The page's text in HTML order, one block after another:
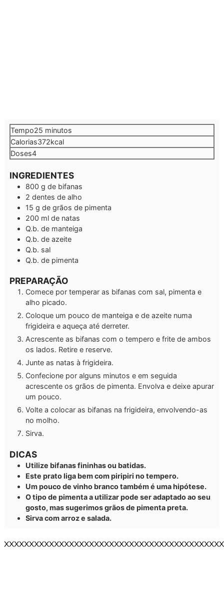
Tempo25 minutos
minutos
Calorias372kcal
Doses4
INGREDIENTES
800 g de bifanas
2 dentes de alho
15 g de grãos de pimenta
200 ml de natas
Q.b. de manteiga
Q.b. de azeite
Q.b. sal
Q.b. de pimenta
PREPARAÇÃO
Comece por temperar as bifanas com sal, pimenta e
alho picado.
Coloque um pouco de manteiga e de azeite numa
frigideira e aqueça até derreter.
Acrescente as bifanas com o tempero e frite de ambos
os lados. Retire e reserve.
Junte as natas à frigideira.
Confecione por alguns minutos e em seguida
acrescente os grãos de pimenta. Envolva e deixe apurar
um pouco.
Volte a colocar as bifanas na frigideira, envolvendo-as
no molho.
Sirva.
DICAS
Utilize bifanas fininhas ou batidas.
Este prato liga bem com piripiri no tempero.
Um pouco de vinho branco também é uma hipótese.
O tipo de pimenta a utilizar pode ser adaptado ao seu
gosto, mas sugerimos grãos de pimenta preta.
Sirva com arroz e salada.